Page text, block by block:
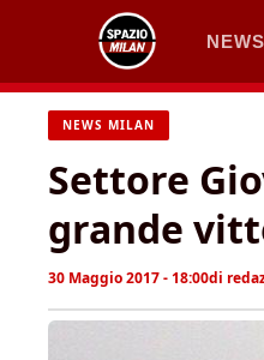
contenuto
NEWS
NEWS MILAN
Settore
grande
30 Maggio 2017 - 18:00di